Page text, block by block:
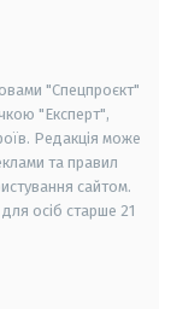
"Спецпроєкт"
"Експерт",
Редакція може
та правил
сайтом.
осіб старше 21